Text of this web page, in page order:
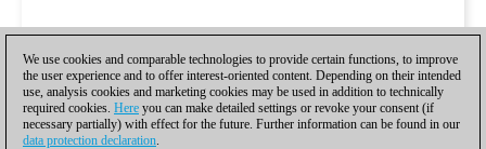
We use cookies and comparable technologies to provide certain functions, to improve
the user experience and to offer interest-oriented content. Depending on their intended
use, analysis cookies and marketing cookies may be used in addition to technically
required cookies. Here you can make detailed settings or revoke your consent (if
necessary partially) with effect for the future. Further information can be found in our
data protection declaration.